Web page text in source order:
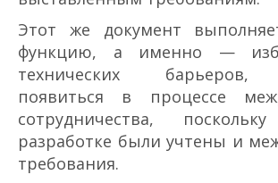
Этот же документ
функцию, а именно —
технических барьеров,
появиться в процессе
сотрудничества,
разработке были учтены и
требования.